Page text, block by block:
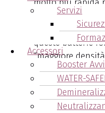
Servizi
Accessori
Booster
WATER-
molto più rapida
“tradizionali”.
Ma l’aspetto più
queste batterie
“maggiore
e dimensioni
Da non
capacità di